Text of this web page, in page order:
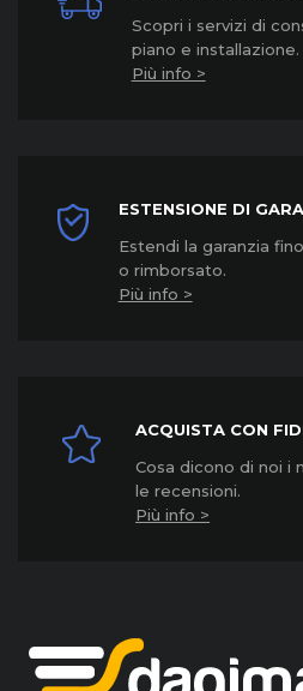
Scopri i servizi di
piano e installazione.
Più info >
ESTENSIONE DI
Estendi la garanzia
o rimborsato.
Più info >
ACQUISTA CON
Cosa dicono di noi i
le recensioni.
Più info >